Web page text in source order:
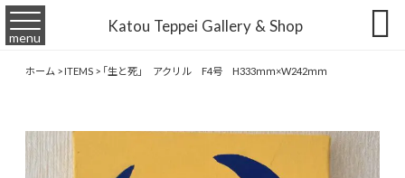
Katou Teppei Gallery & Shop
menu 
ホーム>ITEMS> 「生と死」 アクリル F4号 H333ｍｍ×W242ｍｍ